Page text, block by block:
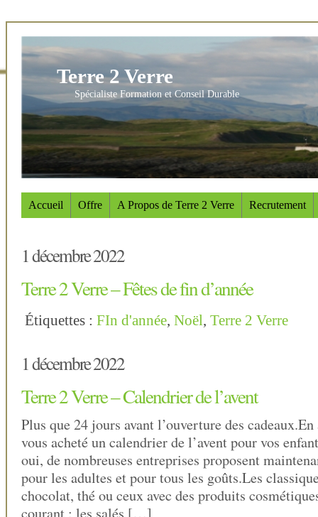
Terre 2 Verre
Spécialiste Formation et Conseil Durable
Accueil Offre A Propos de Terre 2 Verre Recrutement
1 décembre 2022
Terre 2 Verre – Fêtes de fin d’année
Étiquettes : FIn d'année, Noël, Terre 2 Verre
1 décembre 2022
Terre 2 Verre – Calendrier de l’avent
Plus que 24 jours avant l’ouverture des
vous acheté un calendrier de l’avent pour vos
oui, de nombreuses entreprises proposent
pour les adultes et pour tous les goûts.Les
chocolat, thé ou ceux avec des produits
courant : les salés […]